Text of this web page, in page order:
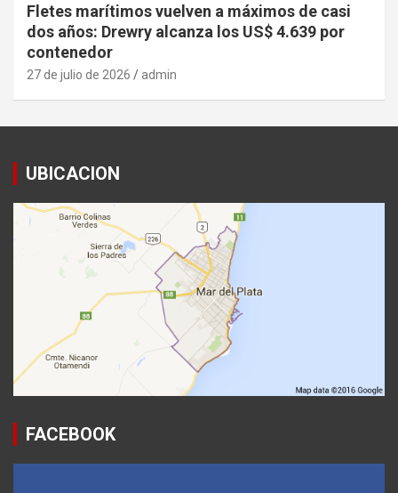
Fletes marítimos vuelven a máximos de casi
dos años: Drewry alcanza los US$ 4.639 por
contenedor
27 de julio de 2026 admin
UBICACION
FACEBOOK